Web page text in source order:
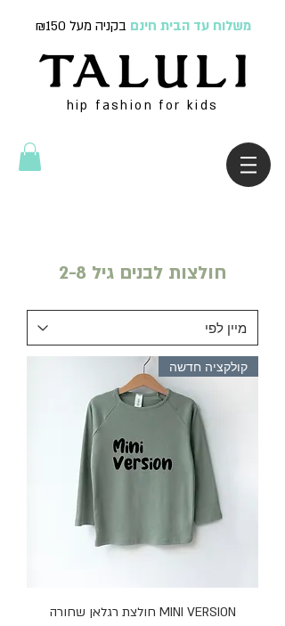
משלוח עד הבית חינם בקניה מעל ₪150
hip fashion for kids
חולצות לבנים גיל 2-8
קולקציה חדשה
MINI VERSION חולצת רגלאן שחורה